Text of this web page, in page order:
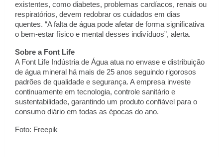
existentes, como diabetes, problemas cardíacos, renais ou
respiratórios, devem redobrar os cuidados em dias
quentes. “A falta de água pode afetar de forma significativa
o bem-estar físico e mental desses indivíduos”, alerta.
Sobre a Font Life
A Font Life Indústria de Água atua no envase e distribuição
de água mineral há mais de 25 anos seguindo rigorosos
padrões de qualidade e segurança. A empresa investe
continuamente em tecnologia, controle sanitário e
sustentabilidade, garantindo um produto confiável para o
consumo diário em todas as épocas do ano.
Foto: Freepik